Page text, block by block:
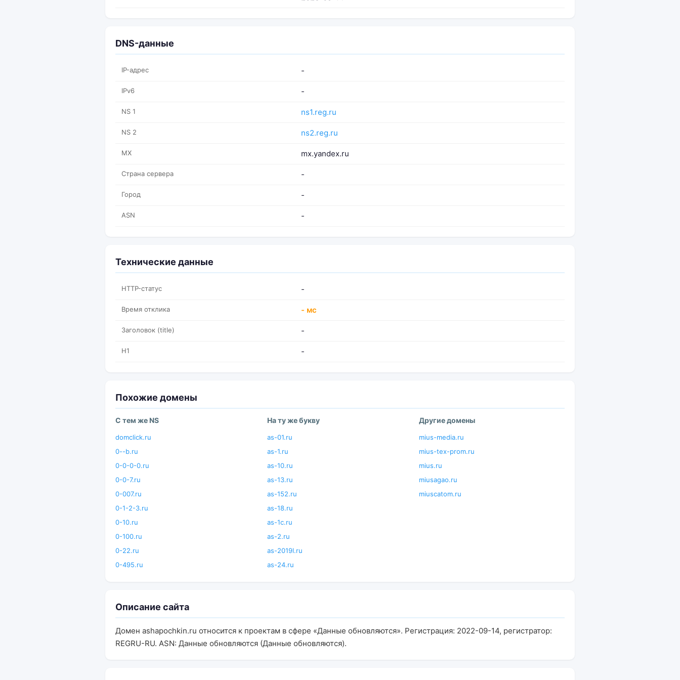
DNS-данные
IP-адрес -
IPv6 -
NS 1 ns1.reg.ru
NS 2 ns2.reg.ru
MX mx.yandex.ru
Страна сервера -
Город -
ASN -
Технические данные
HTTP-статус -
Время отклика - мс
Заголовок (title) -
H1 -
Похожие домены
С тем же NS
domclick.ru
0--b.ru
0-0-0-0.ru
0-0-7.ru
0-007.ru
0-1-2-3.ru
0-10.ru
0-100.ru
0-22.ru
0-495.ru
На ту же букву
as-01.ru
as-1.ru
as-10.ru
as-13.ru
as-152.ru
as-18.ru
as-1c.ru
as-2.ru
as-2019l.ru
as-24.ru
Другие домены
mius-media.ru
mius-tex-prom.ru
mius.ru
miusagao.ru
miuscatom.ru
Описание сайта
Домен ashapochkin.ru относится к проектам в сфере «Данные обновляются». Регистрация: 2022-09-14, регистратор:
REGRU-RU. ASN: Данные обновляются (Данные обновляются).